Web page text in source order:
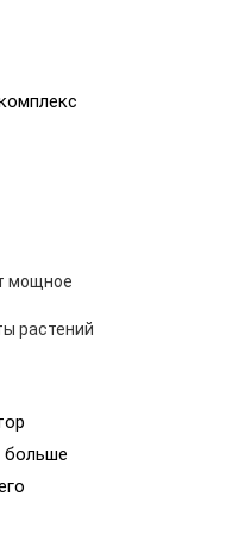
мощное
растений
больше